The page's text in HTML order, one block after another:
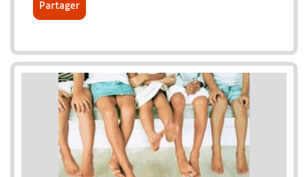
Partager